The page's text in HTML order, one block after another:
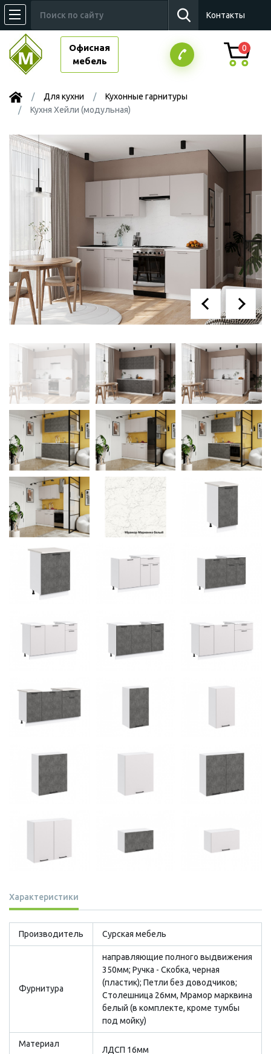
Контакты
Офисная
мебель
0
Для кухни
Кухонные гарнитуры
Кухня Хейли (модульная)
Характеристики
Производитель Сурская мебель
Фурнитура
направляющие полного выдвижения
350мм; Ручка - Скобка, черная
(пластик); Петли без доводчиков;
Столешница 26мм, Мрамор марквина
белый (в комплекте, кроме тумбы
под мойку)
Материал
ЛДСП 16мм